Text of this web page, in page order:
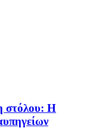
στόλου: Η